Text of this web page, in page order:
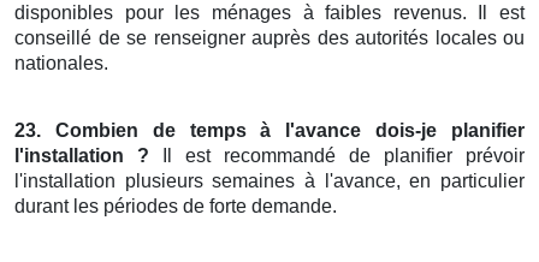
disponibles pour les ménages à faibles revenus. Il est
conseillé de se renseigner auprès des autorités locales ou
nationales.
23. Combien de temps à l'avance dois-je planifier
l'installation ? Il est recommandé de planifier prévoir
l'installation plusieurs semaines à l'avance, en particulier
durant les périodes de forte demande.